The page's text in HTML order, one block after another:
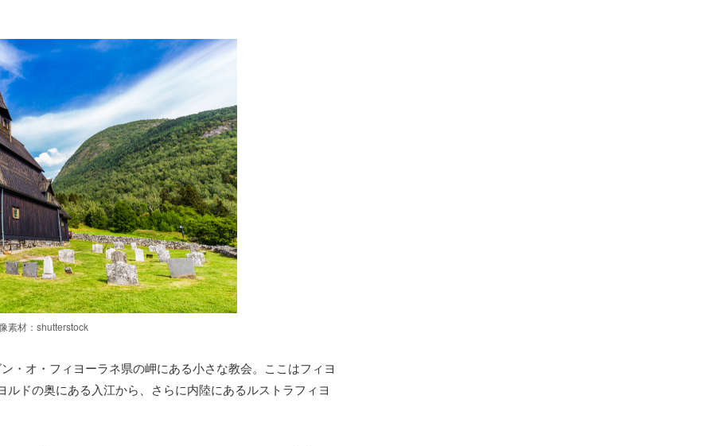
素材：shutterstock
・オ・フィヨーラネ県の岬にある小さな教会。ここはフィヨ
ドの奥にある入江から、さらに内陸にあるルストラフィヨ